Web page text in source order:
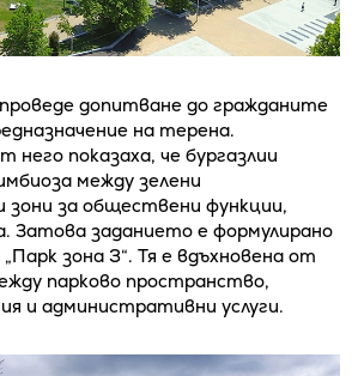
допитване до гражданите
на терена.
показаха, че бургазлии
между зелени
зони за обществени функции,
Затова заданието е формулирано
зона 3“. Тя е вдъхновена от
парково пространство,
и административни услуги.